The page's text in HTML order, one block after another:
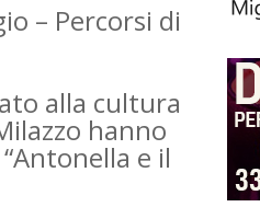
– Percorsi di
alla cultura
hanno
e il